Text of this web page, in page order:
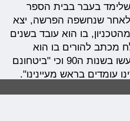
שלימד בעבר בבית הספר
לאחר שנחשפה הפרשה, יצא
בו הוא עובד בשנים
מכתב להורים בו הוא
הבהיר כי המעשים המיוחסים נעשו בשנות ה90 וכי "ביטחונם
עומדים בראש מעיינינו".